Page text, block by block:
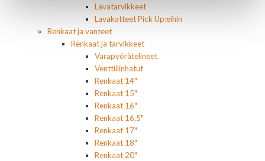
Lavatarvikkeet
Lavakatteet Pick Up:eihin
Renkaat ja vanteet
Renkaat ja tarvikkeet
Varapyörätelineet
Venttiilinhatut
Renkaat 14"
Renkaat 15"
Renkaat 16"
Renkaat 16,5"
Renkaat 17"
Renkaat 18"
Renkaat 20"